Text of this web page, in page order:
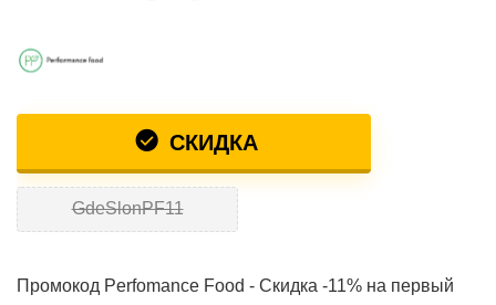
СКИДКА
GdeSlonPF11
Промокод Perfomance Food - Скидка -11% на первый